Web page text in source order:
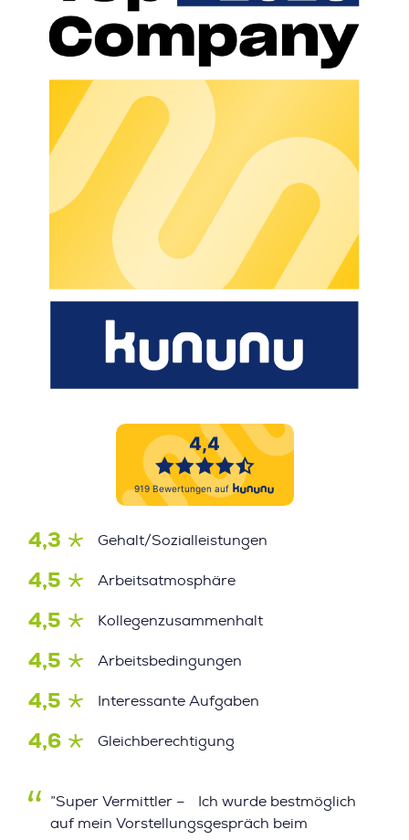
4,3 Gehalt/Sozialleistungen
4,5 Arbeitsatmosphäre
4,5 Kollegenzusammenhalt
4,5 Arbeitsbedingungen
4,5 Interessante Aufgaben
4,6 Gleichberechtigung
”Super Vermittler – Ich wurde bestmöglich
auf mein Vorstellungsgespräch beim